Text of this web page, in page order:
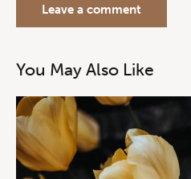
You May Also Like